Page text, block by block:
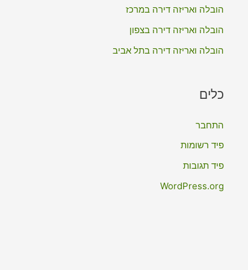
הובלה ואריזה דירה במרכז
הובלה ואריזה דירה בצפון
הובלה ואריזה דירה בתל אביב
כלים
התחבר
פיד רשומות
פיד תגובות
WordPress.org